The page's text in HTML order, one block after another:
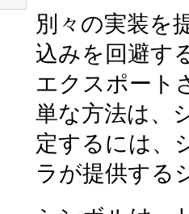
別々の実装を
込みを回避す
エクスポート
単な方法は、
定するには、
ラが提供する